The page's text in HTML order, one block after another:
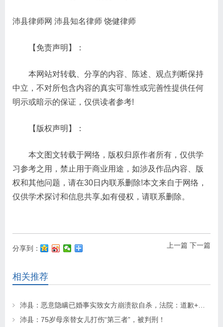
沛县律师网 沛县知名律师 饶健律师
【免责声明】：
本网站对转载、分享的内容、陈述、观点判断保持
中立，不对所包含内容的真实可靠性或完善性提供任何
明示或暗示的保证，仅供读者参考!
【版权声明】：
本文图文转载于网络，版权归原作者所有，仅供学
习参考之用，禁止用于商业用途，如涉及作品内容、版
权和其他问题，请在30日内联系删除!本文来自于网络，
仅供学术探讨和信息共享,如有侵权，请联系删除。
上一篇 下一篇
分享到：
相关推荐
沛县：75岁母亲替女儿打伤“第三者”，被判刑！